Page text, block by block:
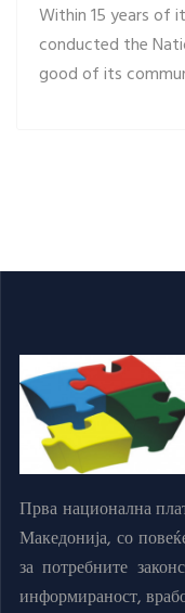
Within 15 years of
conducted the
good of its
Прва национална
Македонија, со
за потребните
информираност,